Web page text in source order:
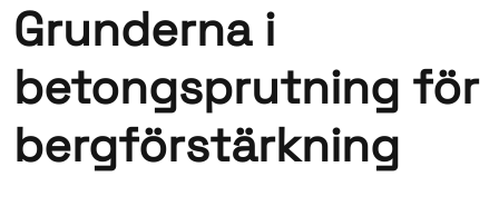
Grunderna i
betongsprutning för
bergförstärkning